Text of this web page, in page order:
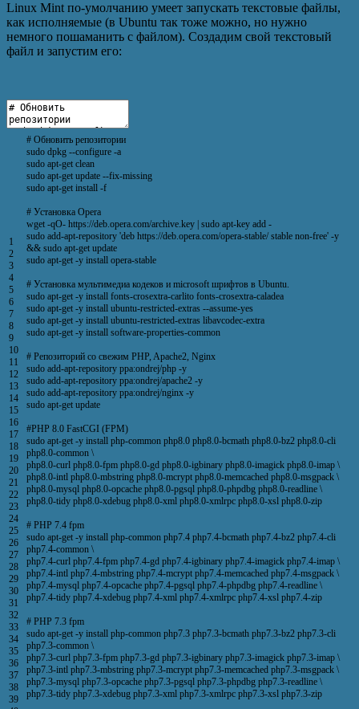
Linux Mint по-умолчанию умеет запускать текстовые файлы,
как исполняемые (в Ubuntu так тоже можно, но нужно
немного пошаманить с файлом). Создадим свой текстовый
файл и запустим его:
1
2
3
4
5
6
7
8
9
10
11
12
13
14
15
16
17
18
19
20
21
22
23
24
25
26
27
28
29
30
31
32
33
34
35
36
37
38
39
# Обновить репозитории
sudo dpkg --configure -a
sudo apt-get clean
sudo apt-get update --fix-missing
sudo apt-get install -f
# Установка Opera
wget -qO- https://deb.opera.com/archive.key | sudo apt-key add -
sudo add-apt-repository 'deb https://deb.opera.com/opera-stable/ stable non-free' -y
&& sudo apt-get update
sudo apt-get -y install opera-stable
# Установка мультимедиа кодеков и microsoft шрифтов в Ubuntu.
sudo apt-get -y install fonts-crosextra-carlito fonts-crosextra-caladea
sudo apt-get -y install ubuntu-restricted-extras --assume-yes
sudo apt-get -y install ubuntu-restricted-extras libavcodec-extra
sudo apt-get -y install software-properties-common
# Репозиторий со свежим PHP, Apache2, Nginx
sudo add-apt-repository ppa:ondrej/php -y
sudo add-apt-repository ppa:ondrej/apache2 -y
sudo add-apt-repository ppa:ondrej/nginx -y
sudo apt-get update
#PHP 8.0 FastCGI (FPM)
sudo apt-get -y install php-common php8.0 php8.0-bcmath php8.0-bz2 php8.0-cli
php8.0-common \
php8.0-curl php8.0-fpm php8.0-gd php8.0-igbinary php8.0-imagick php8.0-imap \
php8.0-intl php8.0-mbstring php8.0-mcrypt php8.0-memcached php8.0-msgpack \
php8.0-mysql php8.0-opcache php8.0-pgsql php8.0-phpdbg php8.0-readline \
php8.0-tidy php8.0-xdebug php8.0-xml php8.0-xmlrpc php8.0-xsl php8.0-zip
# PHP 7.4 fpm
sudo apt-get -y install php-common php7.4 php7.4-bcmath php7.4-bz2 php7.4-cli
php7.4-common \
php7.4-curl php7.4-fpm php7.4-gd php7.4-igbinary php7.4-imagick php7.4-imap \
php7.4-intl php7.4-mbstring php7.4-mcrypt php7.4-memcached php7.4-msgpack \
php7.4-mysql php7.4-opcache php7.4-pgsql php7.4-phpdbg php7.4-readline \
php7.4-tidy php7.4-xdebug php7.4-xml php7.4-xmlrpc php7.4-xsl php7.4-zip
# PHP 7.3 fpm
sudo apt-get -y install php-common php7.3 php7.3-bcmath php7.3-bz2 php7.3-cli
php7.3-common \
php7.3-curl php7.3-fpm php7.3-gd php7.3-igbinary php7.3-imagick php7.3-imap \
php7.3-intl php7.3-mbstring php7.3-mcrypt php7.3-memcached php7.3-msgpack \
php7.3-mysql php7.3-opcache php7.3-pgsql php7.3-phpdbg php7.3-readline \
php7.3-tidy php7.3-xdebug php7.3-xml php7.3-xmlrpc php7.3-xsl php7.3-zip